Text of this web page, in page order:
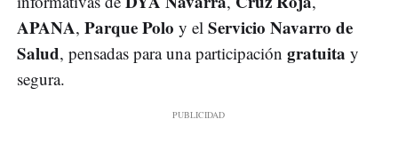
APANA, Parque Polo y el Servicio Navarro de
Salud, pensadas para una participación gratuita y
segura.